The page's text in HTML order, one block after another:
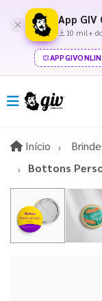
App GIV
10 mil+
Início Início
Bottons